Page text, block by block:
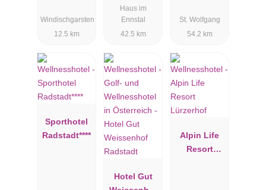
Windischgarsten
12.5 km
bei
Schladming
Haus im
Ennstal
42.5 km
St. Wolfgang
54.2 km
Sporthotel
Radstadt****
Hotel Gut
Alpin Life
Resort